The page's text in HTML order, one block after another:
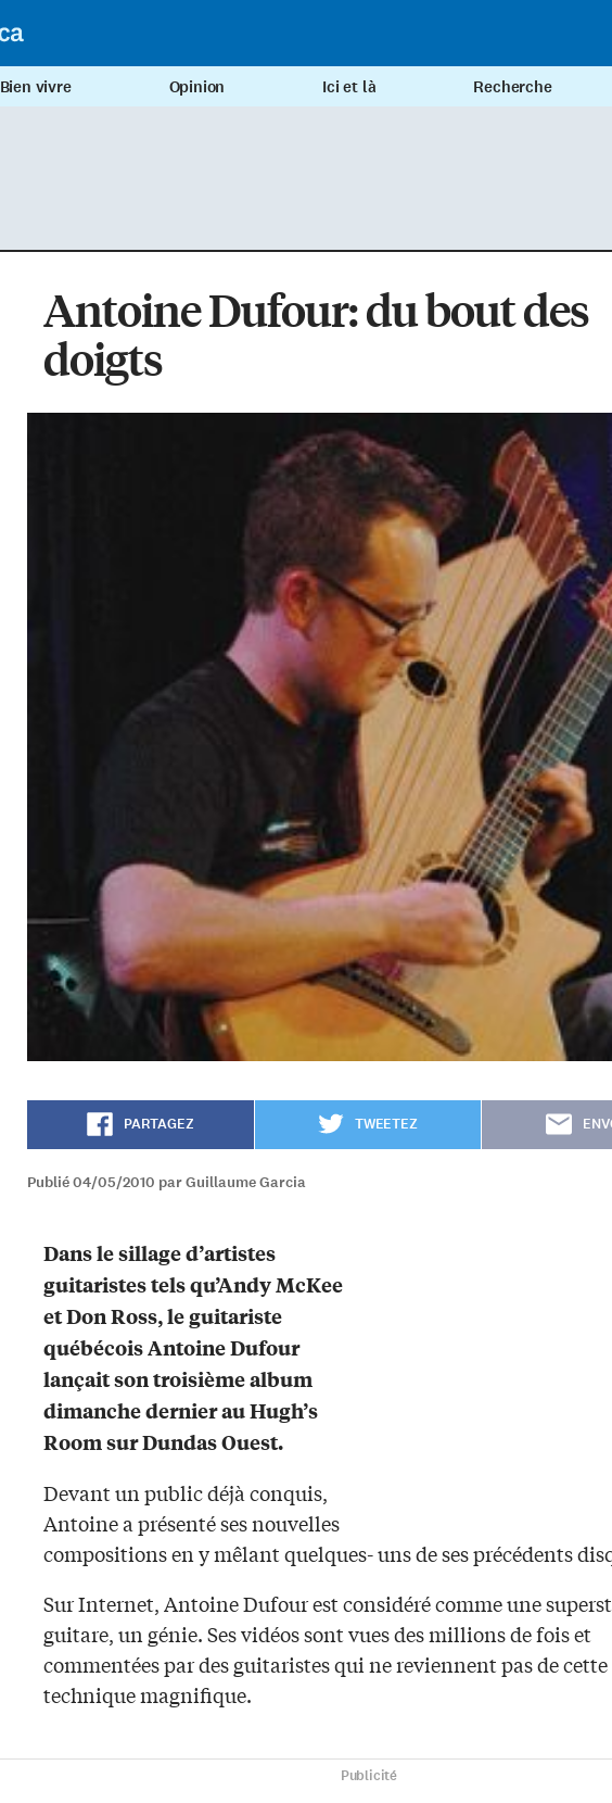
Bien vivre Opinion Ici et là Recherche
Antoine Dufour: du bout des
doigts
PARTAGEZ TWEETEZ
Publié 04/05/2010 par Guillaume Garcia
Dans le sillage d’artistes
guitaristes tels qu’Andy McKee
et Don Ross, le guitariste
québécois Antoine Dufour
lançait son troisième album
dimanche dernier au Hugh’s
Room sur Dundas Ouest.
Devant un public déjà conquis,
Antoine a présenté ses nouvelles
compositions en y mêlant quelques- uns de ses précédents
Sur Internet, Antoine Dufour est considéré comme une
guitare, un génie. Ses vidéos sont vues des millions de fois et
commentées par des guitaristes qui ne reviennent pas de cette
technique magnifique.
Publicité